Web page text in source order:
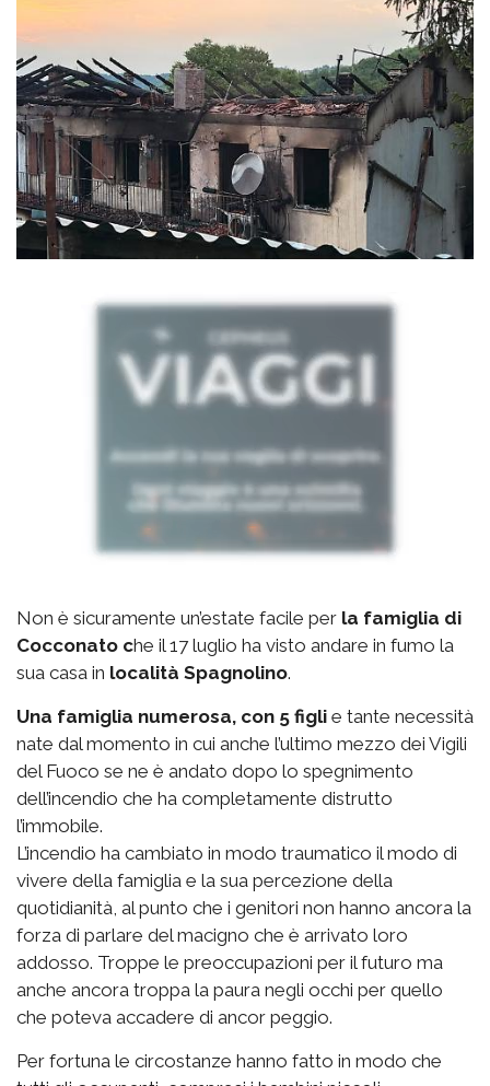
Non è sicuramente un’estate facile per la famiglia di
Cocconato che il 17 luglio ha visto andare in fumo la
sua casa in località Spagnolino.
Una famiglia numerosa, con 5 figli e tante necessità
nate dal momento in cui anche l’ultimo mezzo dei Vigili
del Fuoco se ne è andato dopo lo spegnimento
dell’incendio che ha completamente distrutto
l’immobile.
L’incendio ha cambiato in modo traumatico il modo di
vivere della famiglia e la sua percezione della
quotidianità, al punto che i genitori non hanno ancora la
forza di parlare del macigno che è arrivato loro
addosso. Troppe le preoccupazioni per il futuro ma
anche ancora troppa la paura negli occhi per quello
che poteva accadere di ancor peggio.
Per fortuna le circostanze hanno fatto in modo che